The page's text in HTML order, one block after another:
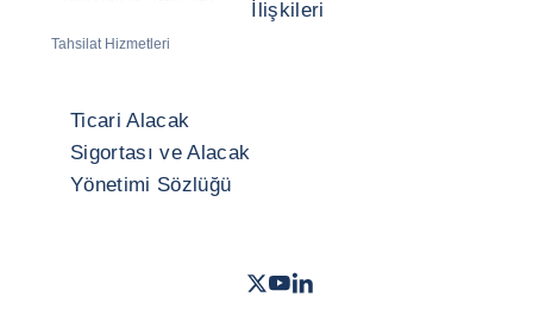
Tahsilat Hizmetleri
İlişkileri
Ticari Alacak
Sigortası ve Alacak
Yönetimi Sözlüğü
Twitter- Coface
Youtube
LinkedIn